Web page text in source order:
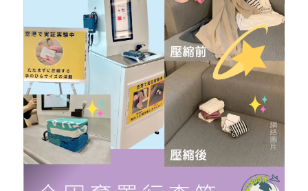
反華推手起底
美西霸凌內幕
美西極權主義
真相直擊
極端暴恐實錄
屈穎妍專欄
朱庭萱專欄
莫綺琪專欄
黃萬成專欄
招國偉專欄
高松傑專欄
醫院口岸爆炸案
屠龍小隊案
黎智英案審訊
支聯會案
35+顛覆案
吃喝玩指南
休閒好介紹
親子
花生仔漫畫週記
關於我們
人才招聘
投稿熱線
商戶合作
支持讚助
搜索
繁體中文
繁體中文